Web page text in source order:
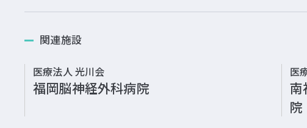
関連施設
医療法人 光川会
福岡脳神経外科病院
医
南
院